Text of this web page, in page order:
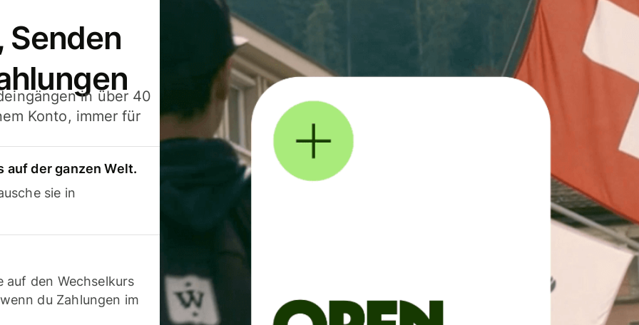
Senden
in über 40
Konto, immer für
auf der ganzen Welt.
sie in
auf den Wechselkurs
du Zahlungen im